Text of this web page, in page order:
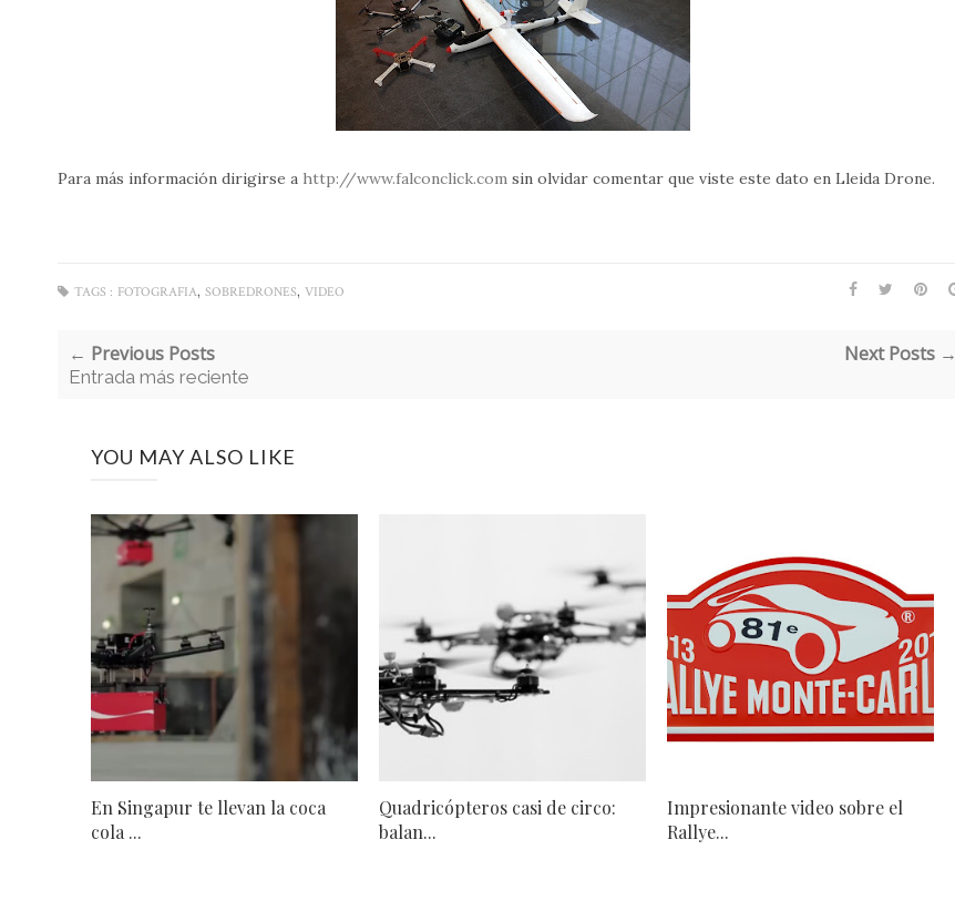
Para más información dirigirse a http://www.falconclick.com sin olvidar comentar que viste este dato en Lleida Drone.
TAGS : FOTOGRAFIA, SOBREDRONES, VIDEO
← Previous Posts
Entrada más reciente
Next Posts →
YOU MAY ALSO LIKE
En Singapur te llevan la coca
cola ...
Quadricópteros casi de circo:
balan...
Impresionante video sobre el
Rallye...